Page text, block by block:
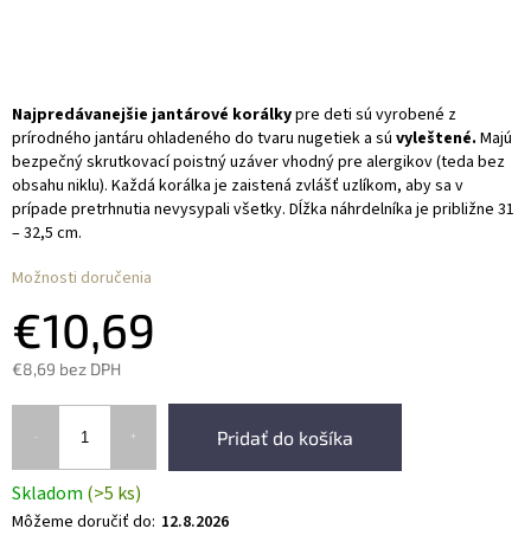
€10,69
€8,69 bez DPH
Pridať do košíka
Skladom (>5 ks)
Môžeme doručiť do: 12.8.2026
Možnosti doručenia
Najpredávanejšie jantárové korálkypre deti sú vyrobené z
prírodného jantáru ohladeného do tvaru nugetiek a sú vyleštené. Majú
bezpečný skrutkovací poistný uzáver vhodný pre alergikov (teda bez
obsahu niklu). Každá korálka je zaistená zvlášť uzlíkom, aby sa v
prípade pretrhnutia nevysypali všetky. Dĺžka náhrdelníka je približne 31
– 32,5 cm.